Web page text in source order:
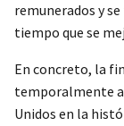
remunerados y
tiempo que se
En concreto, la
temporalmente a
Unidos en la